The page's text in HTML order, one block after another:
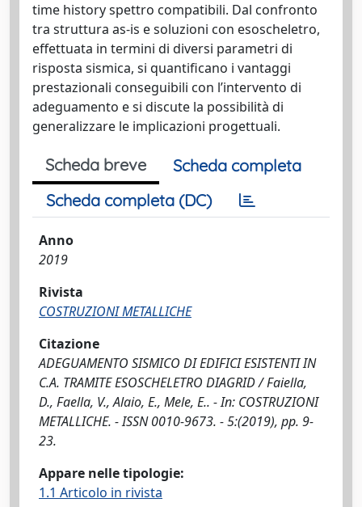
time history spettro compatibili. Dal confronto
tra struttura as-is e soluzioni con esoscheletro,
effettuata in termini di diversi parametri di
risposta sismica, si quantificano i vantaggi
prestazionali conseguibili con l’intervento di
adeguamento e si discute la possibilità di
generalizzare le implicazioni progettuali.
Scheda breve
Scheda completa
Scheda completa (DC)
Anno
2019
Rivista
COSTRUZIONI METALLICHE
Citazione
ADEGUAMENTO SISMICO DI EDIFICI ESISTENTI IN
C.A. TRAMITE ESOSCHELETRO DIAGRID / Faiella,
D., Faella, V., Alaio, E., Mele, E.. - In: COSTRUZIONI
METALLICHE. - ISSN 0010-9673. - 5:(2019), pp. 9-
23.
Appare nelle tipologie:
1.1 Articolo in rivista